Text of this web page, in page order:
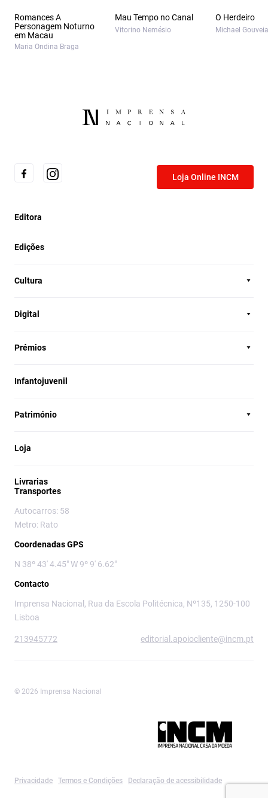
Romances A
Personagem Noturno
em Macau
Maria Ondina Braga
Mau Tempo no Canal
Vitorino Nemésio
O Herdeiro
Michael Gouveia
Loja Online INCM
Editora
Edições
Cultura
Digital
Prémios
Infantojuvenil
Património
Loja
Livrarias
Transportes
Autocarros: 58
Metro: Rato
Coordenadas GPS
N 38º 43' 4.45" W 9º 9' 6.62"
Contacto
Imprensa Nacional, Rua da Escola Politécnica, Nº135, 1250-100
Lisboa
213945772 editorial.apoiocliente@incm.pt
© 2026 Imprensa Nacional
Privacidade Termos e Condições Declaração de acessibilidade